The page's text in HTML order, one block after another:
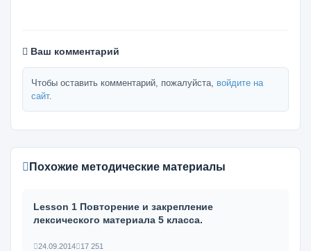
Ваш комментарий
Чтобы оставить комментарий, пожалуйста, войдите на
сайт.
Похожие методические материалы
Lesson 1 Повторение и закрепление
лексического материала 5 класса.
24.09.2014 17 251